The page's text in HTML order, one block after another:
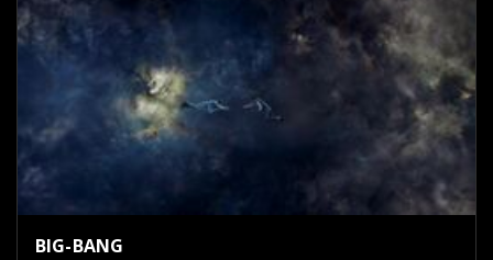
BIG-BANG